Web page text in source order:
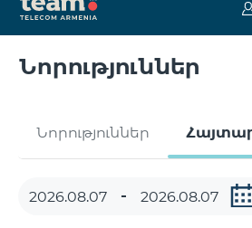
Նորություններ
Նորություններ